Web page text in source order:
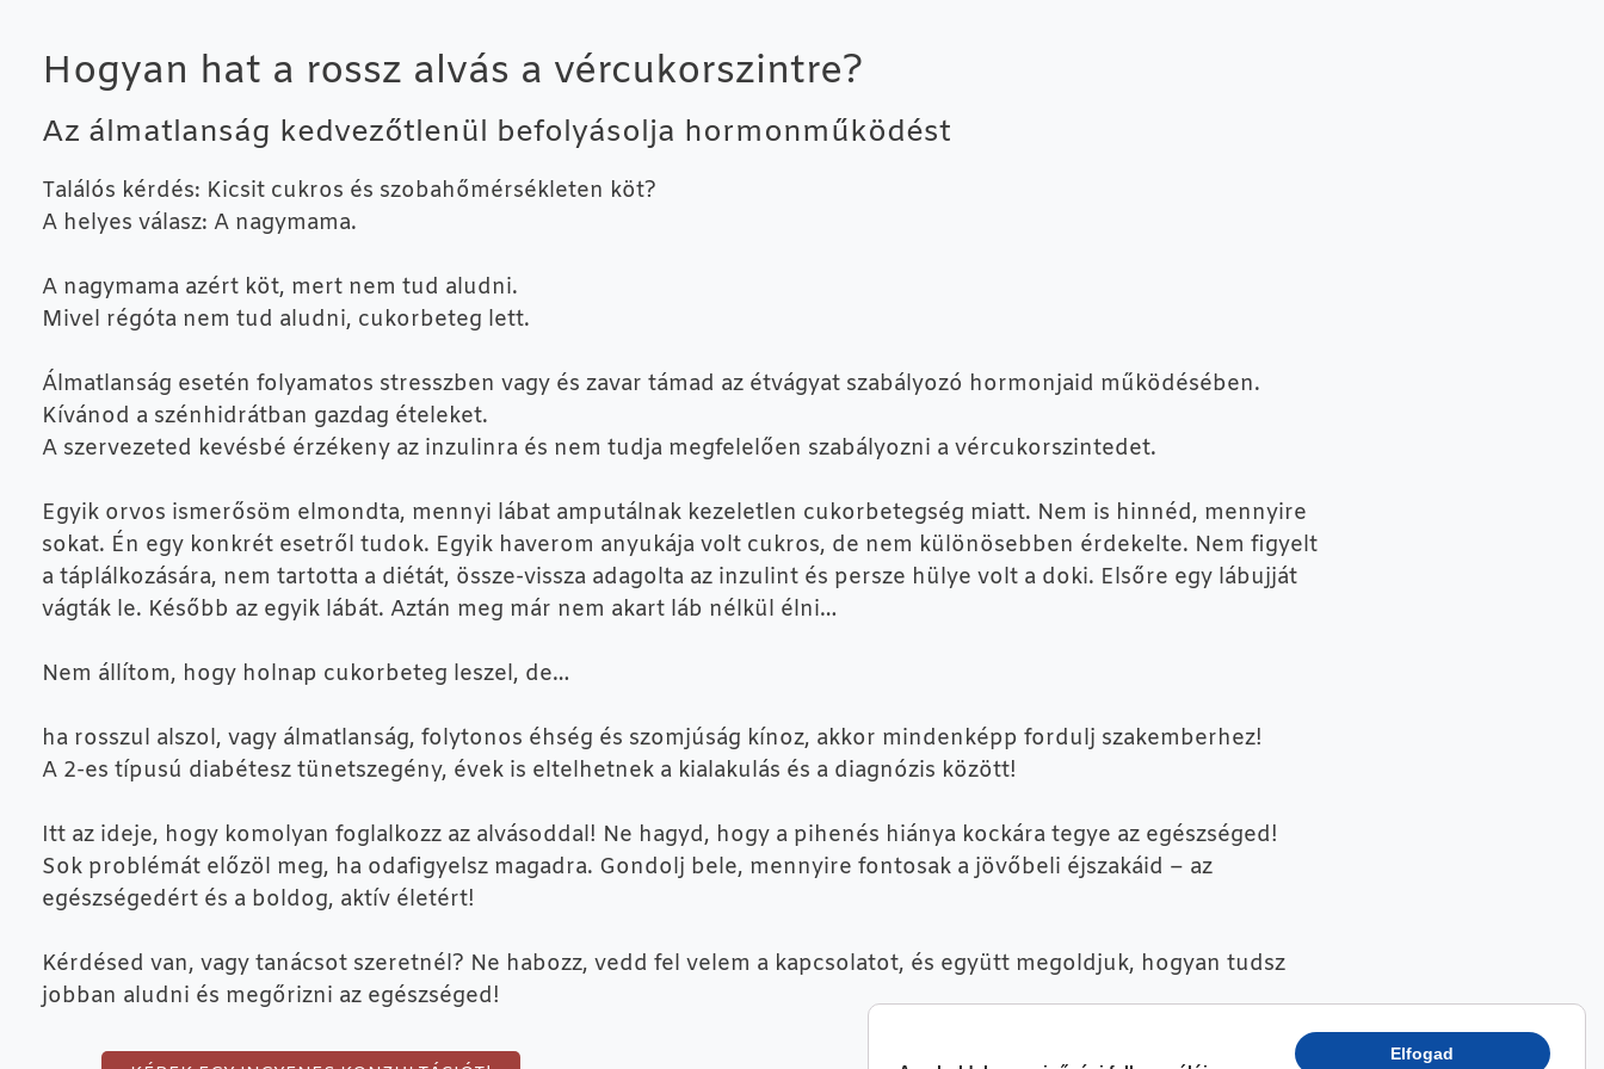
Hogyan hat a rossz alvás a vércukorszintre?
Az álmatlanság kedvezőtlenül befolyásolja hormonműködést
Találós kérdés: Kicsit cukros és szobahőmérsékleten köt?
A helyes válasz: A nagymama.
A nagymama azért köt, mert nem tud aludni.
Mivel régóta nem tud aludni, cukorbeteg lett.
Álmatlanság esetén folyamatos stresszben vagy és zavar támad az étvágyat szabályozó hormonjaid működésében.
Kívánod a szénhidrátban gazdag ételeket.
A szervezeted kevésbé érzékeny az inzulinra és nem tudja megfelelően szabályozni a vércukorszintedet.
Egyik orvos ismerősöm elmondta, mennyi lábat amputálnak kezeletlen cukorbetegség miatt. Nem is hinnéd, mennyire
sokat. Én egy konkrét esetről tudok. Egyik haverom anyukája volt cukros, de nem különösebben érdekelte. Nem figyelt
a táplálkozására, nem tartotta a diétát, össze-vissza adagolta az inzulint és persze hülye volt a doki. Elsőre egy lábujját
vágták le. Később az egyik lábát. Aztán meg már nem akart láb nélkül élni…
Nem állítom, hogy holnap cukorbeteg leszel, de…
ha rosszul alszol, vagy álmatlanság, folytonos éhség és szomjúság kínoz, akkor mindenképp fordulj szakemberhez!
A 2-es típusú diabétesz tünetszegény, évek is eltelhetnek a kialakulás és a diagnózis között!
Itt az ideje, hogy komolyan foglalkozz az alvásoddal! Ne hagyd, hogy a pihenés hiánya kockára tegye az egészséged!
Sok problémát előzöl meg, ha odafigyelsz magadra. Gondolj bele, mennyire fontosak a jövőbeli éjszakáid – az
egészségedért és a boldog, aktív életért!
Kérdésed van, vagy tanácsot szeretnél? Ne habozz, vedd fel velem a kapcsolatot, és együtt megoldjuk, hogyan tudsz
jobban aludni és megőrizni az egészséged!
Elfogad